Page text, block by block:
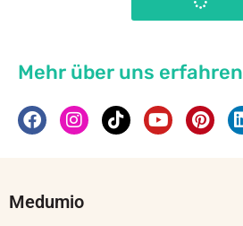
Mehr über uns erfahren
Medumio